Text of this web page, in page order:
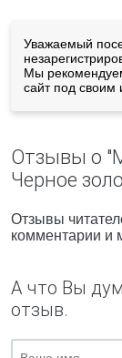
Уважаемый
Мы
сайт под своим
Отзывы о
Черное
Отзывы
комментарии и
А что Вы
отзыв.